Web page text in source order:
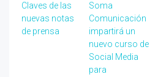
Claves de las
nuevas notas
de prensa
Soma
Comunicación
impartirá un
nuevo curso de
Social Media
para